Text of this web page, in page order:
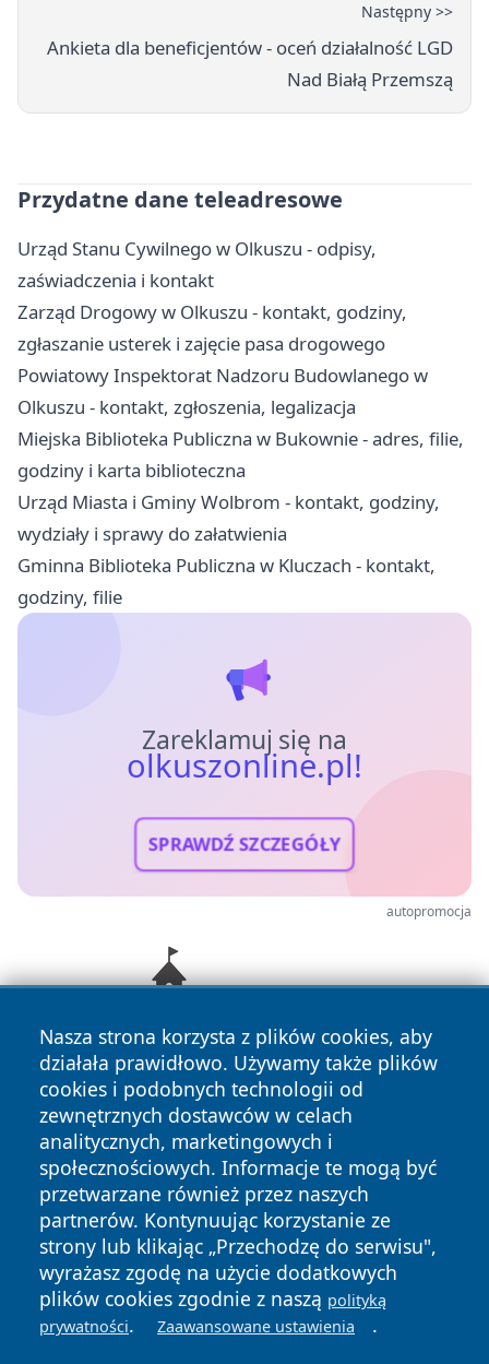
Następny >>
Ankieta dla beneficjentów - oceń działalność LGD
Nad Białą Przemszą
Przydatne dane teleadresowe
Urząd Stanu Cywilnego w Olkuszu - odpisy,
zaświadczenia i kontakt
Zarząd Drogowy w Olkuszu - kontakt, godziny,
zgłaszanie usterek i zajęcie pasa drogowego
Powiatowy Inspektorat Nadzoru Budowlanego w
Olkuszu - kontakt, zgłoszenia, legalizacja
Miejska Biblioteka Publiczna w Bukownie - adres, filie,
godziny i karta biblioteczna
Urząd Miasta i Gminy Wolbrom - kontakt, godziny,
wydziały i sprawy do załatwienia
Gminna Biblioteka Publiczna w Kluczach - kontakt,
godziny, filie
Zareklamuj się na
olkuszonline.pl!
SPRAWDŹ SZCZEGÓŁY
autopromocja
Nasza strona korzysta z plików cookies, aby
działała prawidłowo. Używamy także plików
cookies i podobnych technologii od
zewnętrznych dostawców w celach
analitycznych, marketingowych i
społecznościowych. Informacje te mogą być
przetwarzane również przez naszych
partnerów. Kontynuując korzystanie ze
strony lub klikając „Przechodzę do serwisu",
wyrażasz zgodę na użycie dodatkowych
plików cookies zgodnie z naszą polityką
prywatności. Zaawansowane ustawienia .
Copyright © 2026 olkuszonline.pl Wszystkie prawa
zastrzeżone.
News Autorzy
Polityka
Prywatności
Polityka
Cookies